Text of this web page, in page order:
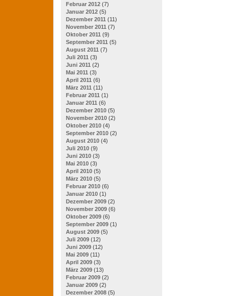
Februar 2012 (7)
Januar 2012 (5)
Dezember 2011 (11)
November 2011 (7)
Oktober 2011 (9)
September 2011 (5)
August 2011 (7)
Juli 2011 (3)
Juni 2011 (2)
Mai 2011 (3)
April 2011 (6)
März 2011 (11)
Februar 2011 (1)
Januar 2011 (6)
Dezember 2010 (5)
November 2010 (2)
Oktober 2010 (4)
September 2010 (2)
August 2010 (4)
Juli 2010 (9)
Juni 2010 (3)
Mai 2010 (3)
April 2010 (5)
März 2010 (5)
Februar 2010 (6)
Januar 2010 (1)
Dezember 2009 (2)
November 2009 (6)
Oktober 2009 (6)
September 2009 (1)
August 2009 (5)
Juli 2009 (12)
Juni 2009 (12)
Mai 2009 (11)
April 2009 (3)
März 2009 (13)
Februar 2009 (2)
Januar 2009 (2)
Dezember 2008 (5)